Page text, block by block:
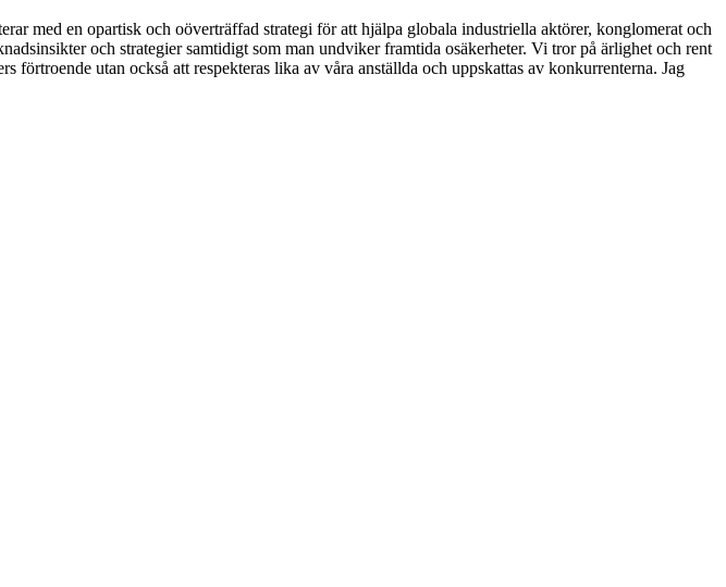
med en opartisk och oöverträffad strategi för att hjälpa globala industriella aktörer, konglomerat och
och strategier samtidigt som man undviker framtida osäkerheter. Vi tror på ärlighet och rent
utan också att respekteras lika av våra anställda och uppskattas av konkurrenterna. Jag